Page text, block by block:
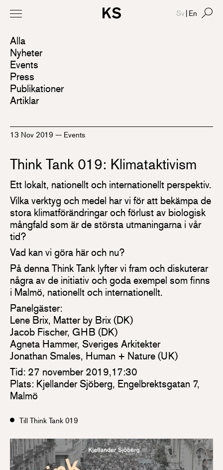
Alla
Nyheter
Events
Press
Publikationer
Artiklar
13 Nov 2019 — Events
Think Tank 019: Klimataktivism
Ett lokalt, nationellt och internationellt perspektiv.
Vilka verktyg och medel har vi för att bekämpa de
stora klimatförändringar och förlust av biologisk
mångfald som är de största utmaningarna i vår
tid?
Vad kan vi göra här och nu?
På denna Think Tank lyfter vi fram och diskuterar
några av de initiativ och goda exempel som finns
i Malmö, nationellt och internationellt.
Panelgäster:
Lene Brix, Matter by Brix (DK)
Jacob Fischer, GHB (DK)
Agneta Hammer, Sveriges Arkitekter
Jonathan Smales, Human + Nature (UK)
Tid: 27 november 2019,17:30
Plats: Kjellander Sjöberg, Engelbrektsgatan 7,
Malmö
Till Think Tank 019
Sv | En